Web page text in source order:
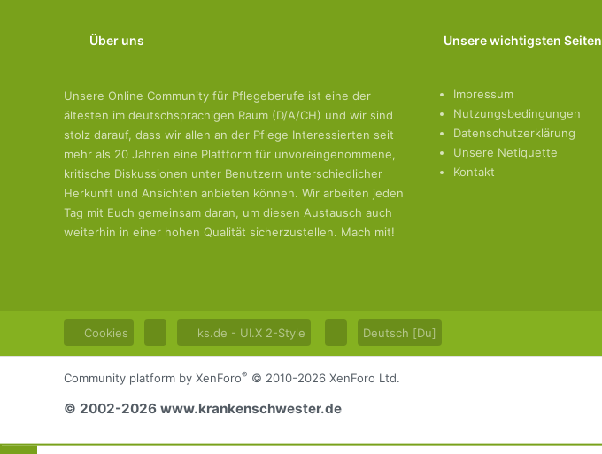
Über uns
Unsere Online Community für Pflegeberufe ist eine der
ältesten im deutschsprachigen Raum (D/A/CH) und wir sind
stolz darauf, dass wir allen an der Pflege Interessierten seit
mehr als 20 Jahren eine Plattform für unvoreingenommene,
kritische Diskussionen unter Benutzern unterschiedlicher
Herkunft und Ansichten anbieten können. Wir arbeiten jeden
Tag mit Euch gemeinsam daran, um diesen Austausch auch
weiterhin in einer hohen Qualität sicherzustellen. Mach mit!
Unsere wichtigsten Seiten
Impressum
Nutzungsbedingungen
Datenschutzerklärung
Unsere Netiquette
Kontakt
Cookies ks.de - UI.X 2-Style Deutsch [Du]
Community platform by XenForo® © 2010-2026 XenForo Ltd.
© 2002-2026 www.krankenschwester.de